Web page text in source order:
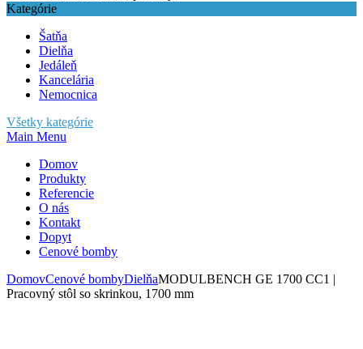
Kategórie
Šatňa
Dielňa
Jedáleň
Kancelária
Nemocnica
Všetky kategórie
Main Menu
Domov
Produkty
Referencie
O nás
Kontakt
Dopyt
Cenové bomby
DomovCenové bombyDielňaMODULBENCH GE 1700 CC1 |
Pracovný stôl so skrinkou, 1700 mm